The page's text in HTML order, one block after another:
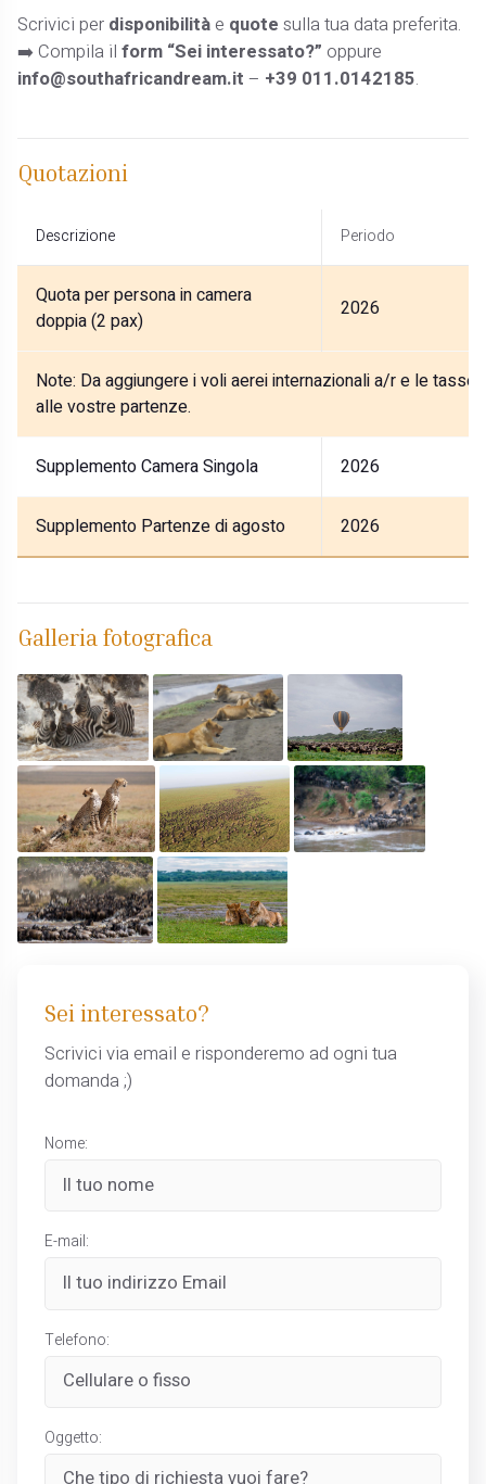
Scrivici per disponibilitàe quote sulla tua data preferita.
➡️ Compila ilform “Sei interessato?” oppure
info@southafricandream.it – +39 011.0142185.
Quotazioni
Descrizione Periodo
Quota per persona in camera
doppia (2 pax)
2026
Note: Da aggiungere i voli aerei internazionali a/r e le
alle vostre partenze.
Supplemento Camera Singola 2026
Supplemento Partenze di agosto 2026
Galleria fotografica
Sei interessato?
Scrivici via email e risponderemo ad ogni tua
domanda ;)
Nome:
E-mail:
Telefono:
Oggetto: